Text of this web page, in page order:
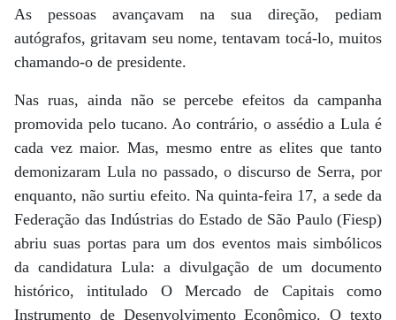
As pessoas avançavam na sua direção, pediam
autógrafos, gritavam seu nome, tentavam tocá-lo, muitos
chamando-o de presidente.
Nas ruas, ainda não se percebe efeitos da campanha
promovida pelo tucano. Ao contrário, o assédio a Lula é
cada vez maior. Mas, mesmo entre as elites que tanto
demonizaram Lula no passado, o discurso de Serra, por
enquanto, não surtiu efeito. Na quinta-feira 17, a sede da
Federação das Indústrias do Estado de São Paulo (Fiesp)
abriu suas portas para um dos eventos mais simbólicos
da candidatura Lula: a divulgação de um documento
histórico, intitulado O Mercado de Capitais como
Instrumento de Desenvolvimento Econômico. O texto